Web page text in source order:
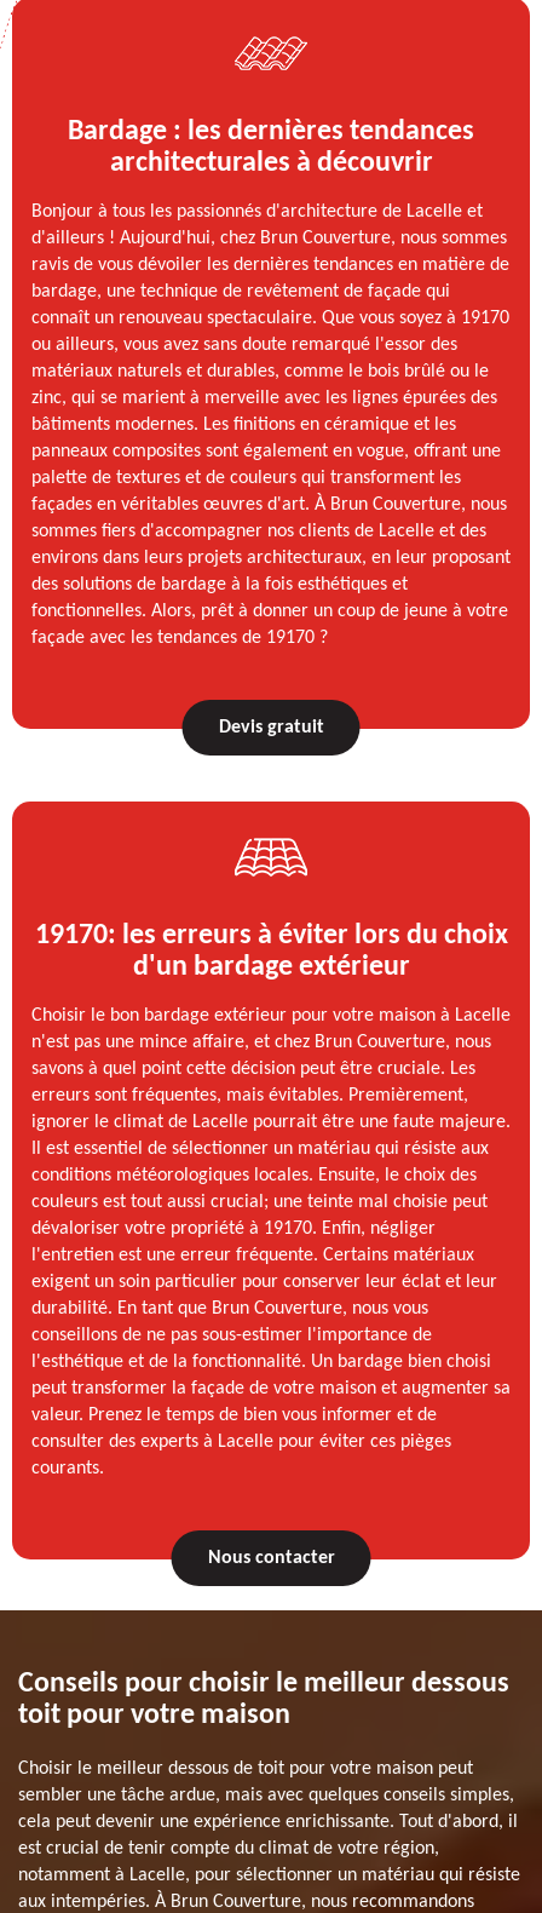
Bardage : les dernières tendances
architecturales à découvrir
Bonjour à tous les passionnés d'architecture de Lacelle et
d'ailleurs ! Aujourd'hui, chez Brun Couverture, nous sommes
ravis de vous dévoiler les dernières tendances en matière de
bardage, une technique de revêtement de façade qui
connaît un renouveau spectaculaire. Que vous soyez à 19170
ou ailleurs, vous avez sans doute remarqué l'essor des
matériaux naturels et durables, comme le bois brûlé ou le
zinc, qui se marient à merveille avec les lignes épurées des
bâtiments modernes. Les finitions en céramique et les
panneaux composites sont également en vogue, offrant une
palette de textures et de couleurs qui transforment les
façades en véritables œuvres d'art. À Brun Couverture, nous
sommes fiers d'accompagner nos clients de Lacelle et des
environs dans leurs projets architecturaux, en leur proposant
des solutions de bardage à la fois esthétiques et
fonctionnelles. Alors, prêt à donner un coup de jeune à votre
façade avec les tendances de 19170 ?
Devis gratuit
19170: les erreurs à éviter lors du choix
d'un bardage extérieur
Choisir le bon bardage extérieur pour votre maison à Lacelle
n'est pas une mince affaire, et chez Brun Couverture, nous
savons à quel point cette décision peut être cruciale. Les
erreurs sont fréquentes, mais évitables. Premièrement,
ignorer le climat de Lacelle pourrait être une faute majeure.
Il est essentiel de sélectionner un matériau qui résiste aux
conditions météorologiques locales. Ensuite, le choix des
couleurs est tout aussi crucial; une teinte mal choisie peut
dévaloriser votre propriété à 19170. Enfin, négliger
l'entretien est une erreur fréquente. Certains matériaux
exigent un soin particulier pour conserver leur éclat et leur
durabilité. En tant que Brun Couverture, nous vous
conseillons de ne pas sous-estimer l'importance de
l'esthétique et de la fonctionnalité. Un bardage bien choisi
peut transformer la façade de votre maison et augmenter sa
valeur. Prenez le temps de bien vous informer et de
consulter des experts à Lacelle pour éviter ces pièges
courants.
Nous contacter
Conseils pour choisir le meilleur dessous
toit pour votre maison
Choisir le meilleur dessous de toit pour votre maison peut
sembler une tâche ardue, mais avec quelques conseils simples,
cela peut devenir une expérience enrichissante. Tout d'abord, il
est crucial de tenir compte du climat de votre région,
notamment à Lacelle, pour sélectionner un matériau qui résiste
aux intempéries. À Brun Couverture, nous recommandons